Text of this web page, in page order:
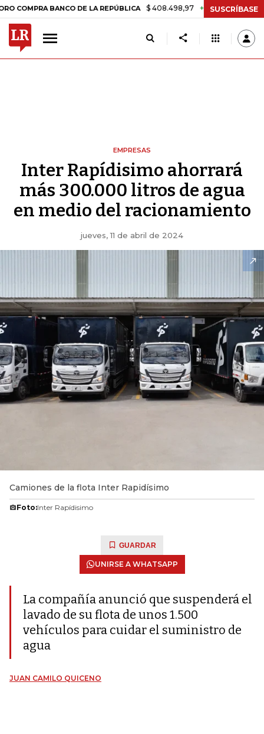
BANCO DE LA REPÚBLICA $ 408.498,97 +$ 8.753,81 +2,19%
SUSCRÍBASE
EMPRESAS
Inter Rapídisimo ahorrará
más 300.000 litros de agua
en medio del racionamiento
jueves, 11 de abril de 2024
Camiones de la flota Inter Rapidísimo
Foto:Inter Rapídisimo
GUARDAR
UNIRSE A WHATSAPP
La compañía anunció que suspenderá el
lavado de su flota de unos 1.500
vehículos para cuidar el suministro de
agua
JUAN CAMILO QUICENO